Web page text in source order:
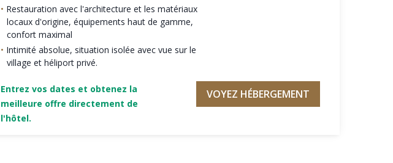
Restauration avec l'architecture et les matériaux
locaux d'origine, équipements haut de gamme,
confort maximal
Intimité absolue, situation isolée avec vue sur le
village et héliport privé.
Entrez vos dates et obtenez la
meilleure offre directement de
l'hôtel.
VOYEZ HÉBERGEMENT